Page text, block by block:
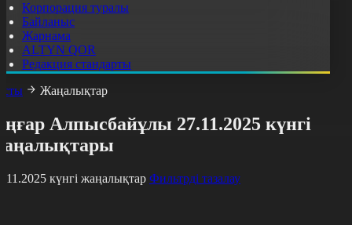
Корпорация туралы
Байланыс
Жарнама
ALTYN QOR
Редакция стандарты
Жаңалықтар
Алпысбайұлы 27.11.2025 күнгі
күнгі жаңалықтар Фильтрді тазалау